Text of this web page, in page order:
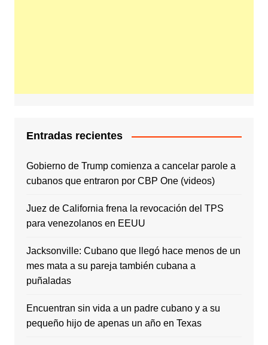
Entradas recientes
Gobierno de Trump comienza a cancelar parole a
cubanos que entraron por CBP One (videos)
Juez de California frena la revocación del TPS
para venezolanos en EEUU
Jacksonville: Cubano que llegó hace menos de un
mes mata a su pareja también cubana a
puñaladas
Encuentran sin vida a un padre cubano y a su
pequeño hijo de apenas un año en Texas